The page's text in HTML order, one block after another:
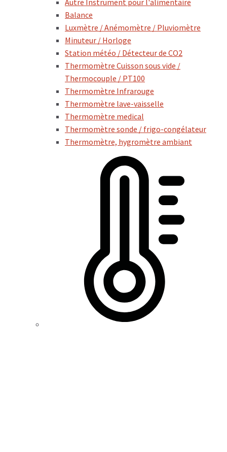
Autre Instrument pour l'alimentaire
Balance
Luxmètre / Anémomètre / Pluviomètre
Minuteur / Horloge
Station météo / Détecteur de CO2
Thermomètre Cuisson sous vide /
Thermocouple / PT100
Thermomètre Infrarouge
Thermomètre lave-vaisselle
Thermomètre medical
Thermomètre sonde / frigo-congélateur
Thermomètre, hygromètre ambiant